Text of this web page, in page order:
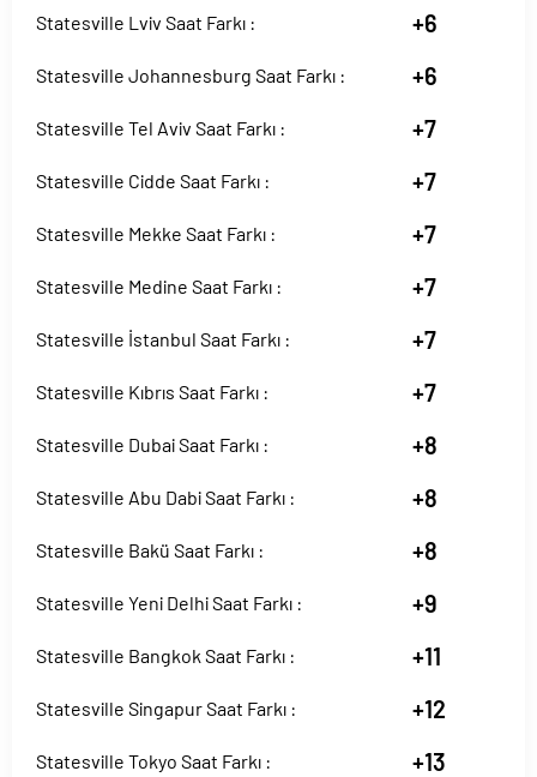
Statesville Lviv Saat Farkı : +6
Statesville Johannesburg Saat Farkı : +6
Statesville Tel Aviv Saat Farkı : +7
Statesville Cidde Saat Farkı : +7
Statesville Mekke Saat Farkı : +7
Statesville Medine Saat Farkı : +7
Statesville İstanbul Saat Farkı : +7
Statesville Kıbrıs Saat Farkı : +7
Statesville Dubai Saat Farkı : +8
Statesville Abu Dabi Saat Farkı : +8
Statesville Bakü Saat Farkı : +8
Statesville Yeni Delhi Saat Farkı : +9
Statesville Bangkok Saat Farkı : +11
Statesville Singapur Saat Farkı : +12
Statesville Tokyo Saat Farkı : +13